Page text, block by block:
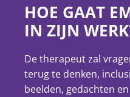
HOE GAAT
IN ZIJN
De therapeut zal
terug te denken,
beelden, gedachten